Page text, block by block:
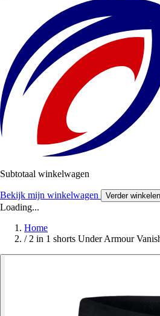
Subtotaal winkelwagen
Bekijk mijn winkelwagen Verder winkelen
Loading...
Home
/ 2 in 1 shorts Under Armour